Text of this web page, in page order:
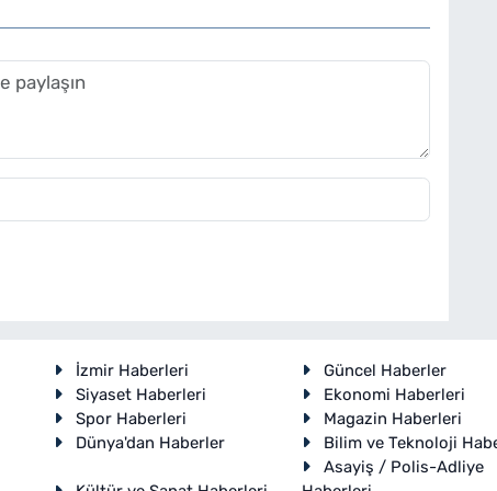
İzmir Haberleri
Güncel Haberler
Siyaset Haberleri
Ekonomi Haberleri
Spor Haberleri
Magazin Haberleri
Dünya'dan Haberler
Bilim ve Teknoloji
Asayiş / Polis-Adliye